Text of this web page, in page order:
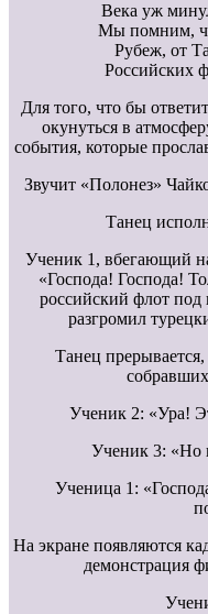
Века уж
Мы помним,
Рубеж, от
Российских
Для того, что бы
окунуться в
события, которые
Звучит «Полонез»
Танец
Ученик 1, вбегающий
«Господа! Господа!
российский флот
разгромил
Танец
Ученик 2: «Ура!
Ученик 3: «Но
Ученица 1:
На экране появляются
демонстрация